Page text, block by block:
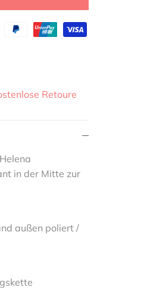
Retoure
in der Mitte zur
außen poliert /